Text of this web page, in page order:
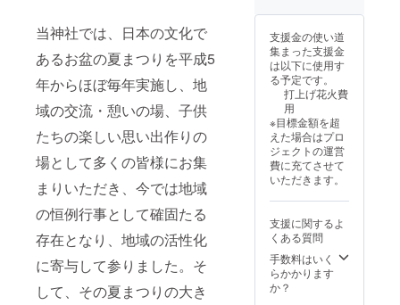
当神社では、日本の文化で
あるお盆の夏まつりを平成5
年からほぼ毎年実施し、地
域の交流・憩いの場、子供
たちの楽しい思い出作りの
場として多くの皆様にお集
まりいただき、今では地域
の恒例行事として確固たる
存在となり、地域の活性化
に寄与して参りました。そ
して、その夏まつりの大き
中から
を選
択）
支援金の使い道
集まった支援金
は以下に使用す
る予定です。
打上げ花火費
用
※目標金額を超
えた場合はプロ
ジェクトの運営
費に充てさせて
いただきます。
支援に関するよ
くある質問
手数料はいく
らかかります
か？